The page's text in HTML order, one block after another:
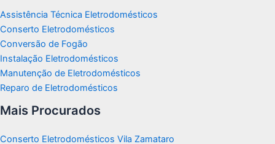
Assistência Técnica Eletrodomésticos
Conserto Eletrodomésticos
Conversão de Fogão
Instalação Eletrodomésticos
Manutenção de Eletrodomésticos
Reparo de Eletrodomésticos
Mais Procurados
Conserto Eletrodomésticos Vila Zamataro